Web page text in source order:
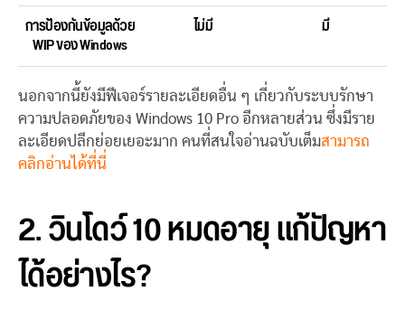
การป้องกันข้อมูลด้วย
WIP ของ Windows
ไม่มี มี
นอกจากนี้ยังมีฟีเจอร์รายละเอียดอื่น ๆ เกี่ยวกับระบบรักษา
ความปลอดภัยของ Windows 10 Pro อีกหลายส่วน ซึ่งมีราย
ละเอียดปลีกย่อยเยอะมาก คนที่สนใจอ่านฉบับเต็มสามารถ
คลิกอ่านได้ที่นี่
2. วินโดว์ 10 หมดอายุ แก้ปัญหา
ได้อย่างไร?